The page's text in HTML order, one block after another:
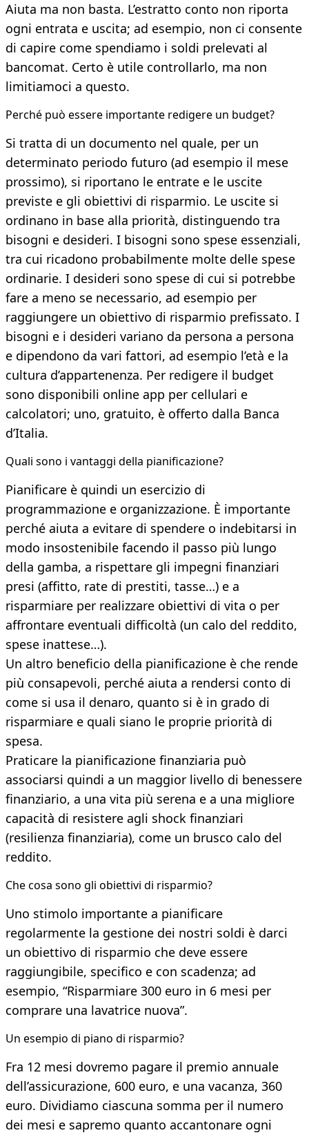
Aiuta ma non basta. L’estratto conto non riporta
ogni entrata e uscita; ad esempio, non ci consente
di capire come spendiamo i soldi prelevati al
bancomat. Certo è utile controllarlo, ma non
limitiamoci a questo.
Perché può essere importante redigere un budget?
Si tratta di un documento nel quale, per un
determinato periodo futuro (ad esempio il mese
prossimo), si riportano le entrate e le uscite
previste e gli obiettivi di risparmio. Le uscite si
ordinano in base alla priorità, distinguendo tra
bisogni e desideri. I bisogni sono spese essenziali,
tra cui ricadono probabilmente molte delle spese
ordinarie. I desideri sono spese di cui si potrebbe
fare a meno se necessario, ad esempio per
raggiungere un obiettivo di risparmio prefissato. I
bisogni e i desideri variano da persona a persona
e dipendono da vari fattori, ad esempio l’età e la
cultura d’appartenenza. Per redigere il budget
sono disponibili online app per cellulari e
calcolatori; uno, gratuito, è offerto dalla Banca
d’Italia.
Quali sono i vantaggi della pianificazione?
Pianificare è quindi un esercizio di
programmazione e organizzazione. È importante
perché aiuta a evitare di spendere o indebitarsi in
modo insostenibile facendo il passo più lungo
della gamba, a rispettare gli impegni finanziari
presi (affitto, rate di prestiti, tasse…) e a
risparmiare per realizzare obiettivi di vita o per
affrontare eventuali difficoltà (un calo del reddito,
spese inattese…).
Un altro beneficio della pianificazione è che rende
più consapevoli, perché aiuta a rendersi conto di
come si usa il denaro, quanto si è in grado di
risparmiare e quali siano le proprie priorità di
spesa.
Praticare la pianificazione finanziaria può
associarsi quindi a un maggior livello di benessere
finanziario, a una vita più serena e a una migliore
capacità di resistere agli shock finanziari
(resilienza finanziaria), come un brusco calo del
reddito.
Che cosa sono gli obiettivi di risparmio?
Uno stimolo importante a pianificare
regolarmente la gestione dei nostri soldi è darci
un obiettivo di risparmio che deve essere
raggiungibile, specifico e con scadenza; ad
esempio, “Risparmiare 300 euro in 6 mesi per
comprare una lavatrice nuova”.
Un esempio di piano di risparmio?
Fra 12 mesi dovremo pagare il premio annuale
dell’assicurazione, 600 euro, e una vacanza, 360
euro. Dividiamo ciascuna somma per il numero
dei mesi e sapremo quanto accantonare ogni